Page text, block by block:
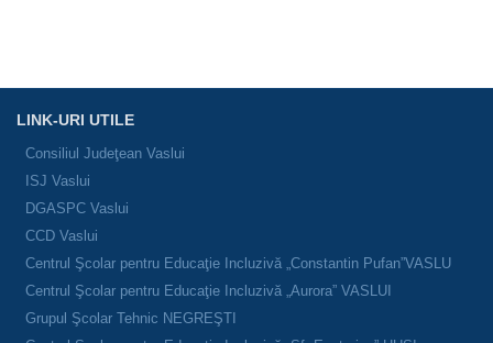
LINK-URI UTILE
Consiliul Judeţean Vaslui
ISJ Vaslui
DGASPC Vaslui
CCD Vaslui
Centrul Şcolar pentru Educaţie Incluzivă „Constantin Pufan”VASLU
Centrul Şcolar pentru Educaţie Incluzivă „Aurora” VASLUI
Grupul Şcolar Tehnic NEGREŞTI